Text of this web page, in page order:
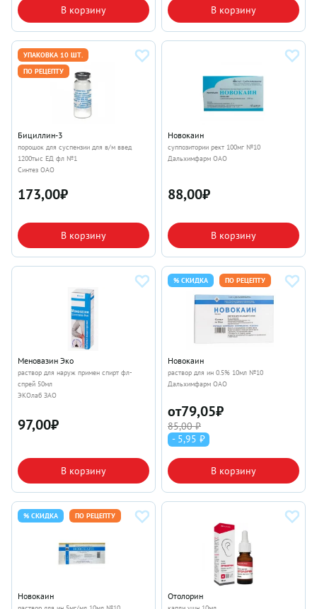
В корзину В корзину
УПАКОВКА 10 ШТ.
ПО РЕЦЕПТУ
Бициллин-3
порошок для суспензии для в/м введ
1200тыс ЕД фл №1
Синтез ОАО
173,00₽
В корзину
Новокаин
суппозитории рект 100мг №10
Дальхимфарм ОАО
88,00₽
В корзину
Меновазин Эко
раствор для наруж примен спирт фл-
спрей 50мл
ЭКОлаб ЗАО
97,00₽
В корзину
% СКИДКА ПО РЕЦЕПТУ
Новокаин
раствор для ин 0.5% 10мл №10
Дальхимфарм ОАО
от79,05₽
85,00 ₽
- 5,95 ₽
В корзину
% СКИДКА ПО РЕЦЕПТУ
Новокаин Отолорин